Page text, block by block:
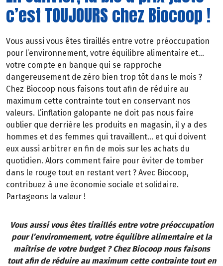
c’est TOUJOURS chez Biocoop !
Vous aussi vous êtes tiraillés entre votre préoccupation
pour l’environnement, votre équilibre alimentaire et…
votre compte en banque qui se rapproche
dangereusement de zéro bien trop tôt dans le mois ?
Chez Biocoop nous faisons tout afin de réduire au
maximum cette contrainte tout en conservant nos
valeurs. L’inflation galopante ne doit pas nous faire
oublier que derrière les produits en magasin, il y a des
hommes et des femmes qui travaillent… et qui doivent
eux aussi arbitrer en fin de mois sur les achats du
quotidien. Alors comment faire pour éviter de tomber
dans le rouge tout en restant vert ? Avec Biocoop,
contribuez à une économie sociale et solidaire.
Partageons la valeur !
Vous aussi vous êtes tiraillés entre votre préoccupation
pour l’environnement, votre équilibre alimentaire et la
maîtrise de votre budget ? Chez Biocoop nous faisons
tout afin de réduire au maximum cette contrainte tout en